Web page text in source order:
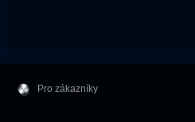
Pro zákazníky